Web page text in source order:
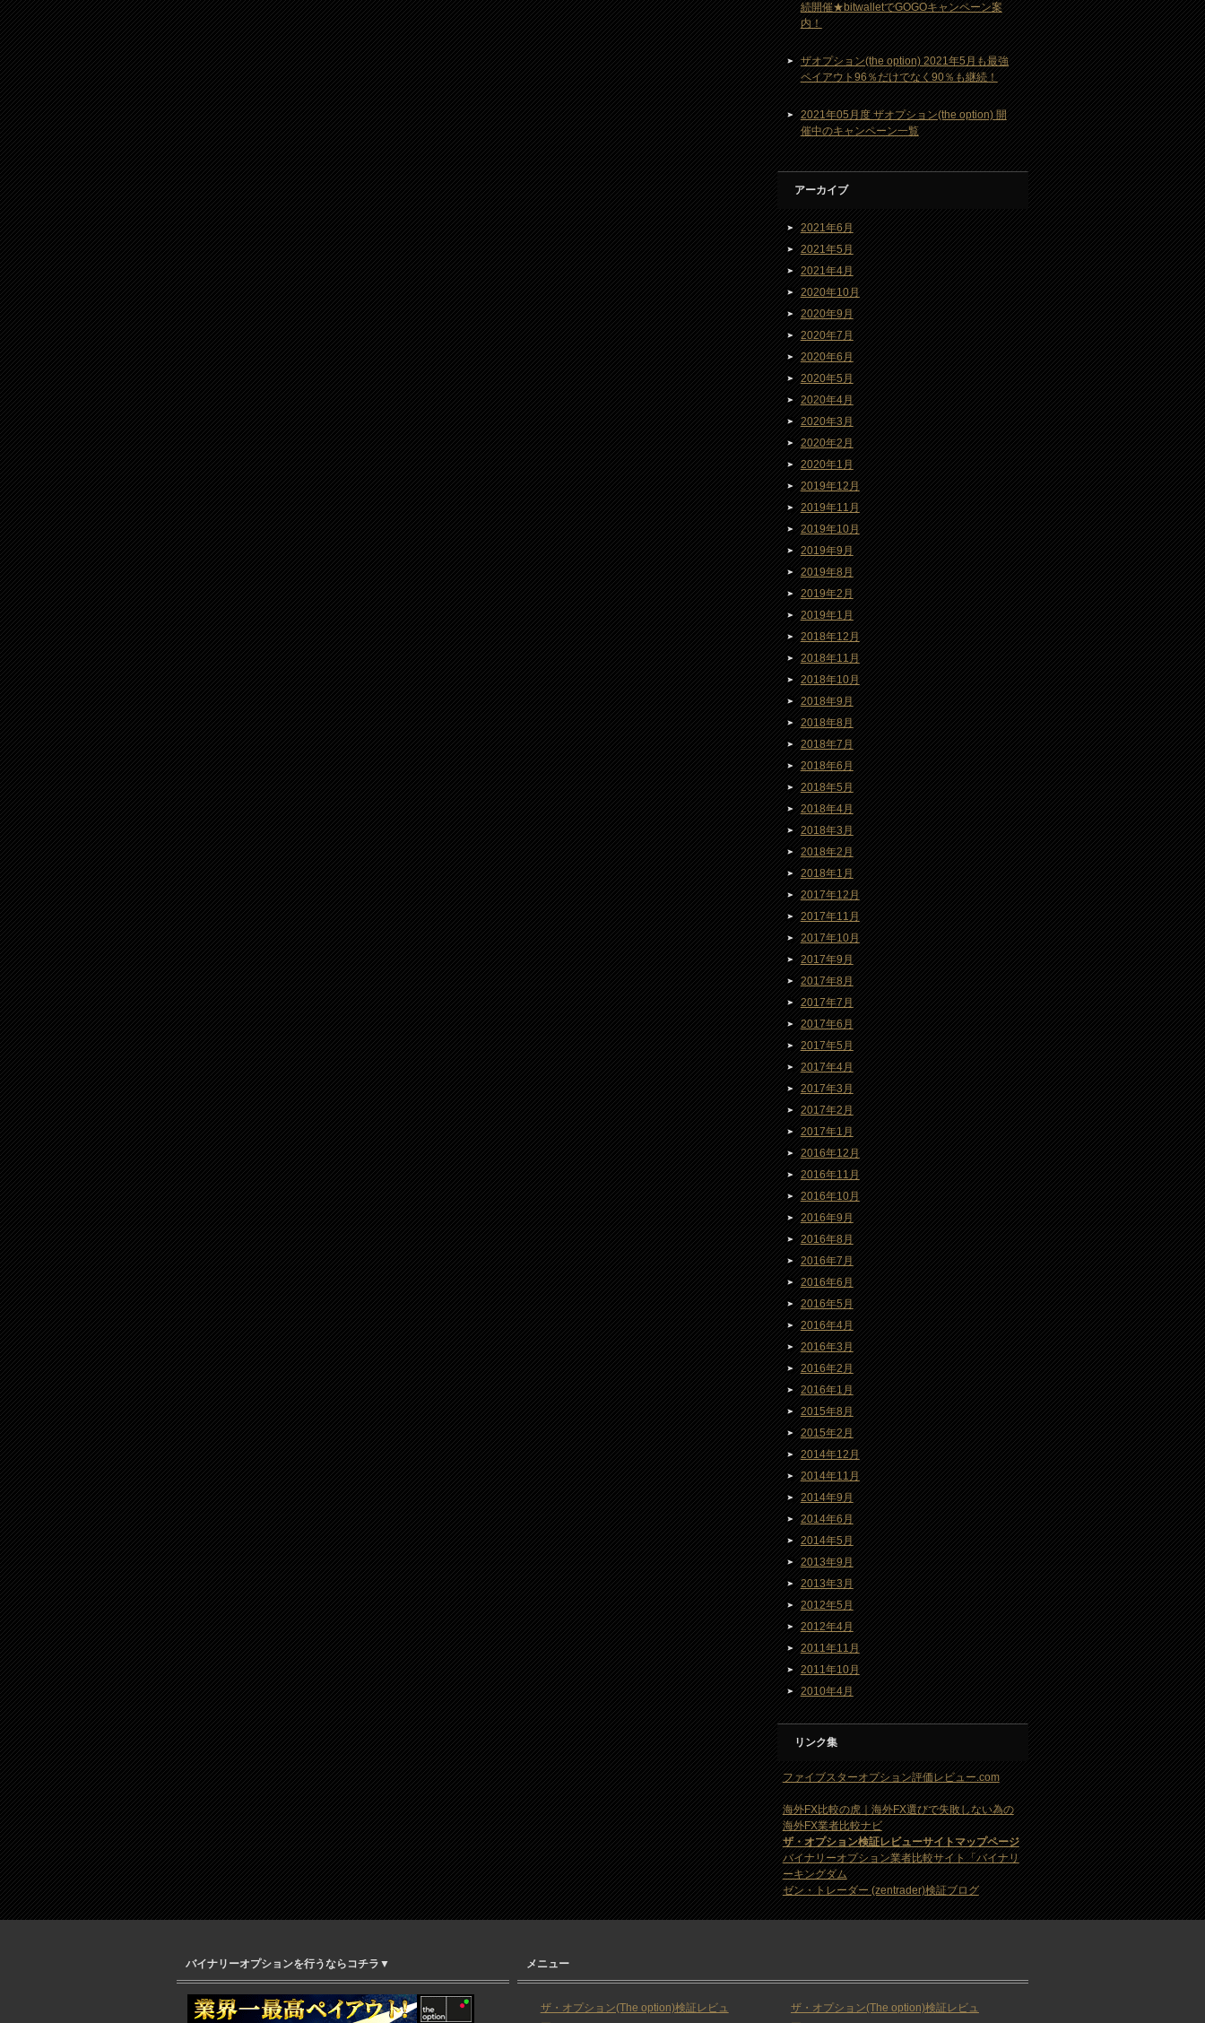
続開催★bitwalletでGOGOキャンペーン案
内！
ザオプション(the option) 2021年5月も最強
ペイアウト96％だけでなく90％も継続！
2021年05月度 ザオプション(the option) 開
催中のキャンペーン一覧
アーカイブ
2021年6月
2021年5月
2021年4月
2020年10月
2020年9月
2020年7月
2020年6月
2020年5月
2020年4月
2020年3月
2020年2月
2020年1月
2019年12月
2019年11月
2019年10月
2019年9月
2019年8月
2019年2月
2019年1月
2018年12月
2018年11月
2018年10月
2018年9月
2018年8月
2018年7月
2018年6月
2018年5月
2018年4月
2018年3月
2018年2月
2018年1月
2017年12月
2017年11月
2017年10月
2017年9月
2017年8月
2017年7月
2017年6月
2017年5月
2017年4月
2017年3月
2017年2月
2017年1月
2016年12月
2016年11月
2016年10月
2016年9月
2016年8月
2016年7月
2016年6月
2016年5月
2016年4月
2016年3月
2016年2月
2016年1月
2015年8月
2015年2月
2014年12月
2014年11月
2014年9月
2014年6月
2014年5月
2013年9月
2013年3月
2012年5月
2012年4月
2011年11月
2011年10月
2010年4月
リンク集
ファイブスターオプション評価レビュー.com
海外FX比較の虎｜海外FX選びで失敗しない為の
海外FX業者比較ナビ
ザ・オプション検証レビューサイトマップページ
バイナリーオプション業者比較サイト「バイナリ
ーキングダム
ゼン・トレーダー (zentrader)検証ブログ
バイナリーオプションを行うならコチラ▼ メニュー
ザ・オプション(The option)検証レビュ
ザ・オプション(The option)検証レビュ